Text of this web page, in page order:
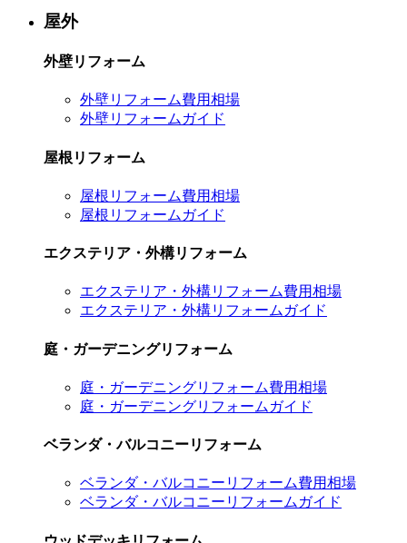
屋外
外壁リフォーム
外壁リフォーム費用相場
外壁リフォームガイド
屋根リフォーム
屋根リフォーム費用相場
屋根リフォームガイド
エクステリア・外構リフォーム
エクステリア・外構リフォーム費用相場
エクステリア・外構リフォームガイド
庭・ガーデニングリフォーム
庭・ガーデニングリフォーム費用相場
庭・ガーデニングリフォームガイド
ベランダ・バルコニーリフォーム
ベランダ・バルコニーリフォーム費用相場
ベランダ・バルコニーリフォームガイド